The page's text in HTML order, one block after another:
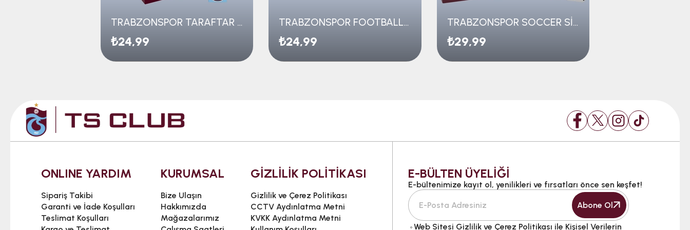
TRABZONSPOR TARAFTAR LOGO ŞEKİLLİ SİLGİ
₺24,99
TRABZONSPOR FOOTBALL SİLGİ
₺24,99
TRABZONSPOR SOCCER SİLGİ
₺29,99
ONLINE YARDIM
Sipariş Takibi
Garanti ve İade Koşulları
Teslimat Koşulları
KURUMSAL
Bize Ulaşın
Hakkımızda
Mağazalarımız
GİZLİLİK POLİTİKASI
Gizlilik ve Çerez Politikası
CCTV Aydınlatma Metni
KVKK Aydınlatma Metni
E-BÜLTEN ÜYELİĞİ
E-bültenimize kayıt ol, yenilikleri ve fırsatları önce sen keşfet!
Abone Ol
Web Sitesi Gizlilik ve Çerez Politikası ile Kişisel Verilerin